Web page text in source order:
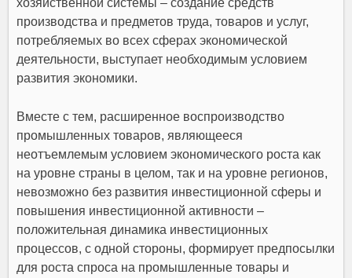
производства и предметов труда, товаров и услуг,
потребляемых во всех сферах экономической
деятельности, выступает необходимым условием
развития экономики.
Вместе с тем, расширенное воспроизводство
промышленных товаров, являющееся
неотъемлемым условием экономического роста как
на уровне страны в целом, так и на уровне регионов,
невозможно без развития инвестиционной сферы и
повышения инвестиционной активности –
положительная динамика инвестиционных
процессов, с одной стороны, формирует предпосылки
для роста спроса на промышленные товары и